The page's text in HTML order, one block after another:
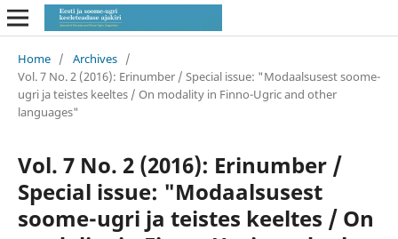
Home / Archives /
Vol. 7 No. 2 (2016): Erinumber / Special issue: "Modaalsusest soome-
ugri ja teistes keeltes / On modality in Finno-Ugric and other
languages"
Vol. 7 No. 2 (2016): Erinumber /
Special issue: "Modaalsusest
soome-ugri ja teistes keeltes / On